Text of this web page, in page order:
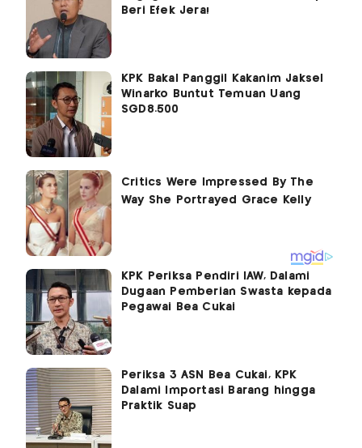
Beri Efek Jera!
KPK Bakal Panggil Kakanim Jaksel
Winarko Buntut Temuan Uang
SGD8.500
KPK Periksa Pendiri IAW, Dalami
Dugaan Pemberian Swasta kepada
Pegawai Bea Cukai
Periksa 3 ASN Bea Cukai, KPK
Dalami Importasi Barang hingga
Praktik Suap